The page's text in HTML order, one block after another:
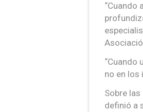
“Cuando
“Cuando
no en los
Sobre
definió a